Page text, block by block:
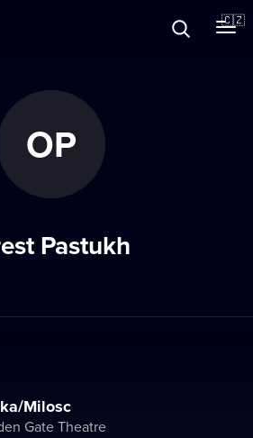
🇨🇿
OP
Pastukh
Milosc
Gate Theatre